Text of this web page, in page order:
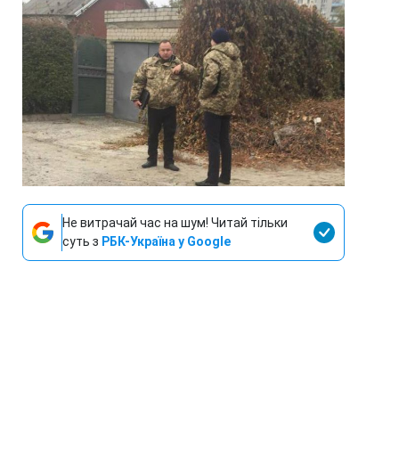
Не витрачай час на шум! Читай тільки
суть з РБК-Україна у Google